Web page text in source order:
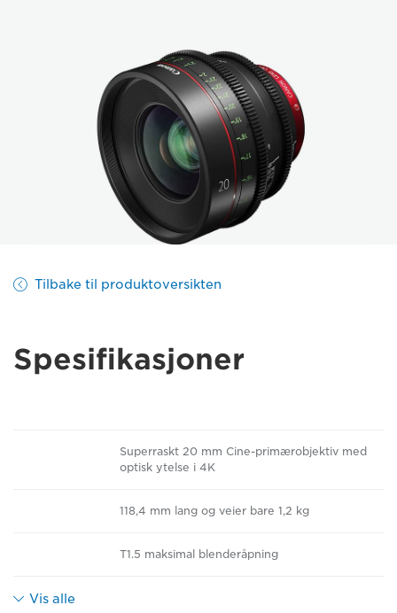
Tilbake til produktoversikten
Spesifikasjoner
Superraskt 20 mm Cine-primærobjektiv med
optisk ytelse i 4K
118,4 mm lang og veier bare 1,2 kg
T1.5 maksimal blenderåpning
Vis alle